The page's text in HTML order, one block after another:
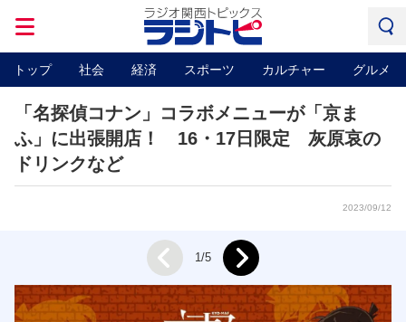
トップ 社会 経済 スポーツ カルチャー グルメ
「名探偵コナン」コラボメニューが「京ま
ふ」に出張開店！ 16・17日限定 灰原哀の
ドリンクなど
2023/09/12
Prev 1/5 Next